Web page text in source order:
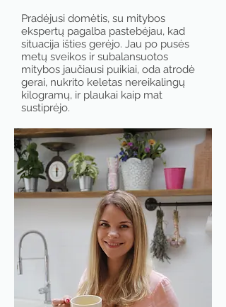
Pradėjusi domėtis, su mitybos
ekspertų pagalba pastebėjau, kad
situacija išties gerėjo. Jau po pusės
metų sveikos ir subalansuotos
mitybos jaučiausi puikiai, oda atrodė
gerai, nukrito keletas nereikalingų
kilogramų, ir plaukai kaip mat
sustiprėjo.